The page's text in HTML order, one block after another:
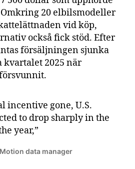
Omkring 20 elbilsmodeller
vid köp,
också fick stöd. Efter
försäljningen sjunka
2025 när
incentive gone, U.S.
to drop sharply in the
year,”
data manager